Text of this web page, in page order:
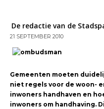
De redactie van de
21 SEPTEMBER 2010
Gemeenten moeten
niet regels voor de woon-
inwoners handhaven en
inwoners om handhaving.